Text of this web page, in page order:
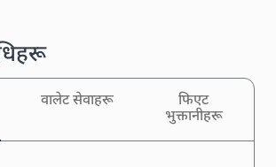
वालेट सेवाहरू
फिएट
भुक्तानीहरू